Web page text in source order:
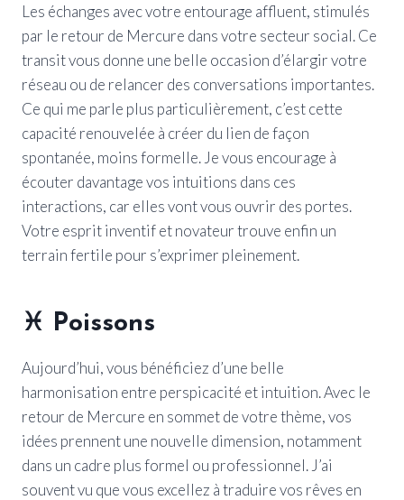
Les échanges avec votre entourage affluent, stimulés
par le retour de Mercure dans votre secteur social. Ce
transit vous donne une belle occasion d’élargir votre
réseau ou de relancer des conversations importantes.
Ce qui me parle plus particulièrement, c’est cette
capacité renouvelée à créer du lien de façon
spontanée, moins formelle. Je vous encourage à
écouter davantage vos intuitions dans ces
interactions, car elles vont vous ouvrir des portes.
Votre esprit inventif et novateur trouve enfin un
terrain fertile pour s’exprimer pleinement.
♓ Poissons
Aujourd’hui, vous bénéficiez d’une belle
harmonisation entre perspicacité et intuition. Avec le
retour de Mercure en sommet de votre thème, vos
idées prennent une nouvelle dimension, notamment
dans un cadre plus formel ou professionnel. J’ai
souvent vu que vous excellez à traduire vos rêves en